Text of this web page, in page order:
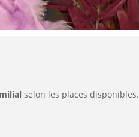
selon les places disponibles.